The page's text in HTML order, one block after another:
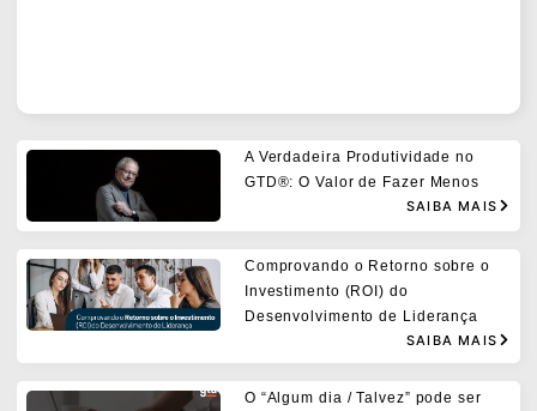
A Verdadeira Produtividade no
GTD®: O Valor de Fazer Menos
SAIBA MAIS
Comprovando o Retorno sobre o
Investimento (ROI) do
Desenvolvimento de Liderança
SAIBA MAIS
O “Algum dia / Talvez” pode ser